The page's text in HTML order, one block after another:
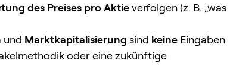
des Preises pro Aktieverfolgen (z. B. „was
und Marktkapitalisierung sind keine Eingaben
oder eine zukünftige